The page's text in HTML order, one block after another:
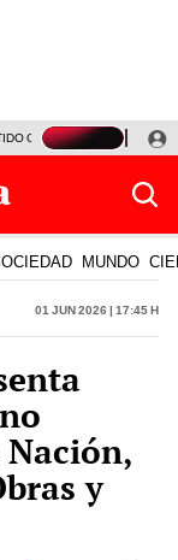
OBRAS ARMONÍA 10
MUNDO
01 Jun 2026 | 17:45 h
y